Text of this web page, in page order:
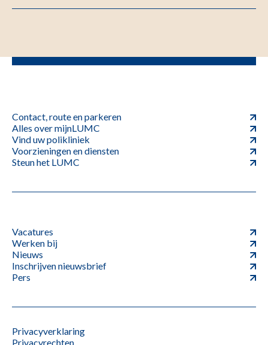
Contact, route en parkeren
Alles over mijnLUMC
Vind uw polikliniek
Voorzieningen en diensten
Steun het LUMC
Vacatures
Werken bij
Nieuws
Inschrijven nieuwsbrief
Pers
Privacyverklaring
Privacyrechten